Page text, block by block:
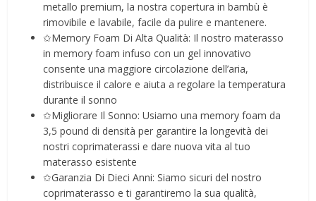
metallo premium, la nostra copertura in bambù è
rimovibile e lavabile, facile da pulire e mantenere.
✩Memory Foam Di Alta Qualità: Il nostro materasso
in memory foam infuso con un gel innovativo
consente una maggiore circolazione dell’aria,
distribuisce il calore e aiuta a regolare la temperatura
durante il sonno
✩Migliorare Il Sonno: Usiamo una memory foam da
3,5 pound di densità per garantire la longevità dei
nostri coprimaterassi e dare nuova vita al tuo
materasso esistente
✩Garanzia Di Dieci Anni: Siamo sicuri del nostro
coprimaterasso e ti garantiremo la sua qualità,